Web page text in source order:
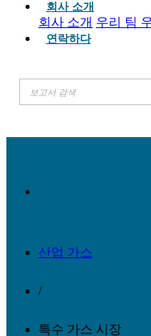
회사 소개
회사 소개 우리 팀
연락하다
산업 가스
/
특수 가스 시장